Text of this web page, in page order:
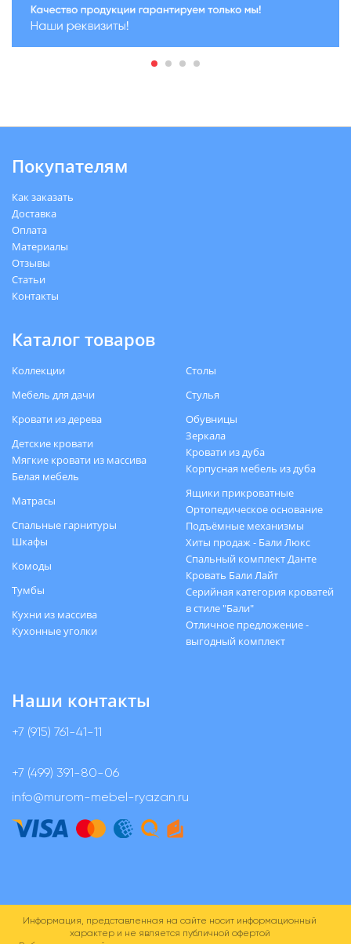
Покупателям
Как заказать
Доставка
Оплата
Материалы
Отзывы
Статьи
Контакты
Каталог товаров
Коллекции
Мебель для дачи
Кровати из дерева
Детские кровати
Мягкие кровати из массива
Белая мебель
Матрасы
Спальные гарнитуры
Шкафы
Комоды
Тумбы
Кухни из массива
Кухонные уголки
Столы
Стулья
Обувницы
Зеркала
Кровати из дуба
Корпусная мебель из дуба
Ящики прикроватные
Ортопедическое основание
Подъёмные механизмы
Хиты продаж - Бали Люкс
Спальный комплект Данте
Кровать Бали Лайт
Серийная категория кроватей
в стиле "Бали"
Отличное предложение -
выгодный комплект
Наши контакты
+7 (915) 761-41-11
+7 (499) 391-80-06
info@murom-mebel-ryazan.ru
Информация, представленная на сайте носит информационный
характер и не является публичной офертой